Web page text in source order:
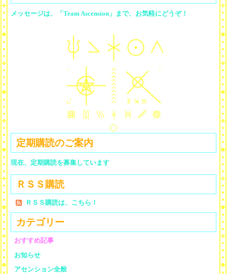
メッセージは、「Team Ascension」まで、お気軽にどうぞ！
定期購読のご案内
現在、定期購読を募集しています
ＲＳＳ購読
ＲＳＳ購読は、こちら！
カテゴリー
おすすめ記事
お知らせ
アセンション全般